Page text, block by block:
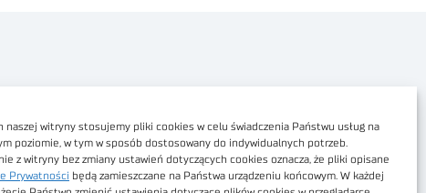
naszej witryny stosujemy pliki cookies w celu świadczenia Państwu usług na
poziomie, w tym w sposób dostosowany do indywidualnych potrzeb.
z witryny bez zmiany ustawień dotyczących cookies oznacza, że pliki opisane
Prywatności będą zamieszczane na Państwa urządzeniu końcowym. W każdej
Dostępność cyfrowa
Regulamin Portalu
Regulamin sklepu